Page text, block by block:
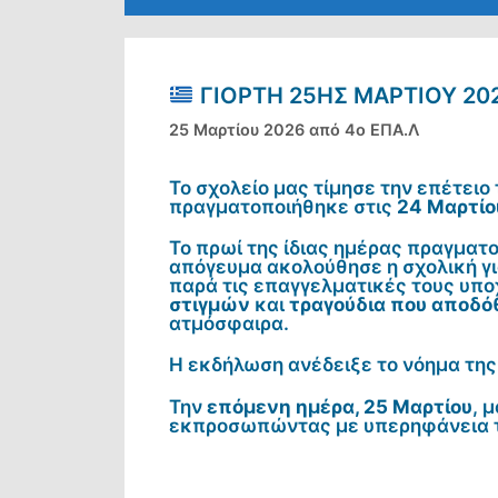
ΓΙΟΡΤΉ 25ΗΣ ΜΑΡΤΊΟΥ
25 Μαρτίου 2026 από 4ο ΕΠΑ.Λ
Το σχολείο μας τίμησε την επέτειο
πραγματοποιήθηκε στις 24
Το πρωί της ίδιας ημέρας
απόγευμα ακολούθησε η σχολική
παρά τις επαγγελματικές τους
στιγμών και τραγούδια που
ατμόσφαιρα.
Η εκδήλωση ανέδειξε το νόημα
Την επόμενη ημέρα, 25 Μαρτίου,
εκπροσωπώντας με υπερηφάνεια